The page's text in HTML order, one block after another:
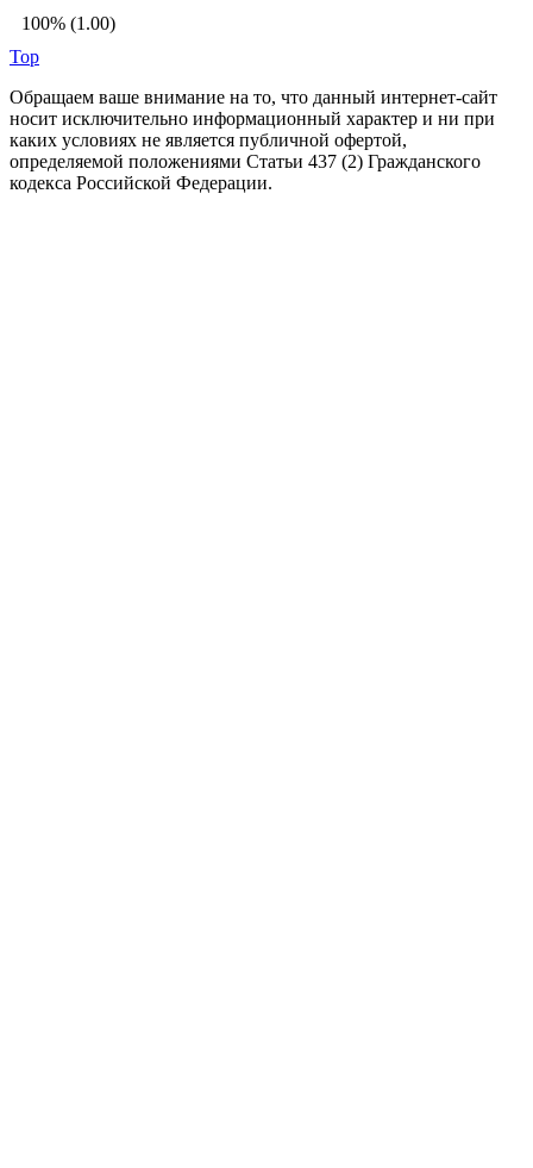
100% (1.00)
Top
Обращаем ваше внимание на то, что данный интернет-сайт
носит исключительно информационный характер и ни при
каких условиях не является публичной офертой,
определяемой положениями Статьи 437 (2) Гражданского
кодекса Российской Федерации.